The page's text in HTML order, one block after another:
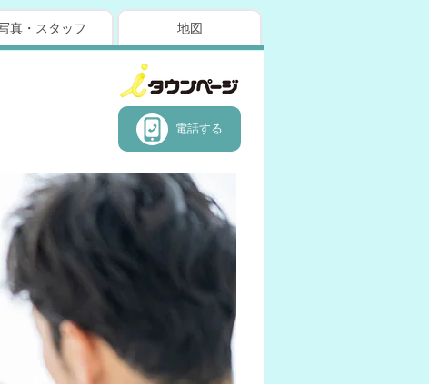
真・スタッフ 地図
電話する